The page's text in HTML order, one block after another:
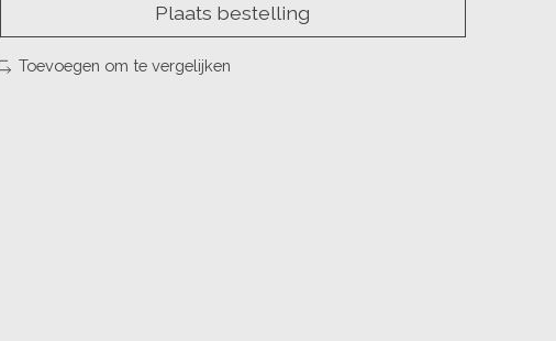
Plaats bestelling
Toevoegen om te vergelijken